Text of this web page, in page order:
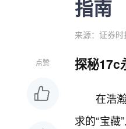
指南
来源：证券时
点赞 探秘17c
在浩
求的“宝